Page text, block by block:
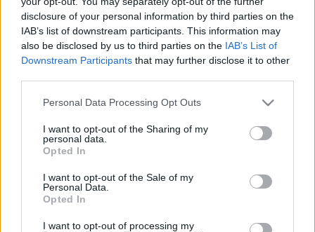
disclosure of your personal information by third parties on the
IAB’s list of downstream participants. This information may
also be disclosed by us to third parties on the IAB’s List of
Downstream Participants that may further disclose it to other
Please note that this website/app uses one or more Google
not limited to your visit or usage behaviour. You may click to
grant or deny consent to Google and its third-party tags to
use your data for below specified purposes in below Google
consent section.
Personal Data Processing Opt Outs
I want to opt-out of the Sharing of my
personal data.
Opted In
I want to opt-out of the Sale of my
Personal Data.
Opted In
I want to opt-out of processing my
Jakubowska és Vass Imre - "Eurohumanoid" társas
robotokat alakítanak, akik létezésének a célja, hogy
segítsék az európai közösséget és Európát egy jobb
hellyé tegyék.
Az Eurohumanoidok tübingeni polgárok
részvételével egy rendhagyó fókuszcsoportos
kutatást szerveznek, hogy adatokat gyűjtsenek az
EU-hoz fűződő tudatos és tudatalatti viszonyaikról,
politikai attitűdjeik mögötti érzelmi töltetről. A
nézők nem csak megfigyelői, hanem - mint a kutatás
megrendelői - döntéseikkel és véleményükkel maguk
is aktív alakítóivá válnak a kutatásnak, választásaik
kihatással vannak az Eurohumanoidokra és a
fókuszcsoport résztvevőire is.